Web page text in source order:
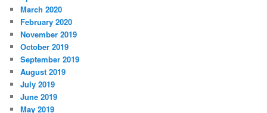
March 2020
February 2020
November 2019
October 2019
September 2019
August 2019
July 2019
June 2019
May 2019